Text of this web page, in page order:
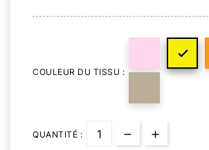
COULEUR DU TISSU :

QUANTITÉ :